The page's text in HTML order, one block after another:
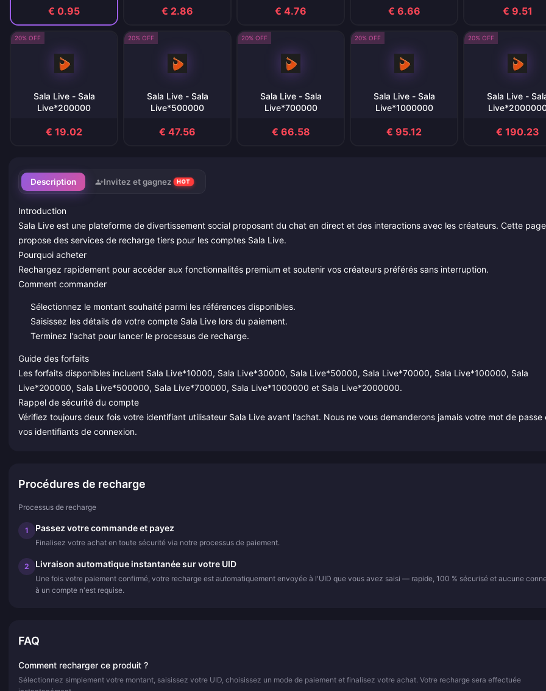
€ 0.95 € 2.86 € 4.76 € 6.66 € 9.51
20% OFF
Sala Live - Sala
Live*200000
€ 19.02
20% OFF
Sala Live - Sala
Live*500000
€ 47.56
20% OFF
Sala Live - Sala
Live*700000
€ 66.58
20% OFF
Sala Live - Sala
Live*1000000
€ 95.12
20% OFF
Sala Live -
€ 190.23
Description Invitez et gagnez HOT
Introduction
Sala Live est une plateforme de divertissement social proposant du chat en direct et des interactions avec les créateurs. Cette page
propose des services de recharge tiers pour les comptes Sala Live.
Pourquoi acheter
Rechargez rapidement pour accéder aux fonctionnalités premium et soutenir vos créateurs préférés sans interruption.
Comment commander
Sélectionnez le montant souhaité parmi les références disponibles.
Saisissez les détails de votre compte Sala Live lors du paiement.
Terminez l'achat pour lancer le processus de recharge.
Guide des forfaits
Les forfaits disponibles incluent Sala Live*10000, Sala Live*30000, Sala Live*50000, Sala Live*70000, Sala Live*100000, Sala
Live*200000, Sala Live*500000, Sala Live*700000, Sala Live*1000000 et Sala Live*2000000.
Rappel de sécurité du compte
Vérifiez toujours deux fois votre identifiant utilisateur Sala Live avant l'achat. Nous ne vous demanderons jamais votre mot de passe
vos identifiants de connexion.
Procédures de recharge
Processus de recharge
1 Passez votre commande et payez
Finalisez votre achat en toute sécurité via notre processus de paiement.
2 Livraison automatique instantanée sur votre UID
Une fois votre paiement confirmé, votre recharge est automatiquement envoyée à l'UID que vous avez saisi — rapide, 100 % sécurisé et aucune
à un compte n'est requise.
FAQ
Comment recharger ce produit ?
Sélectionnez simplement votre montant, saisissez votre UID, choisissez un mode de paiement et finalisez votre achat. Votre recharge sera effectuée